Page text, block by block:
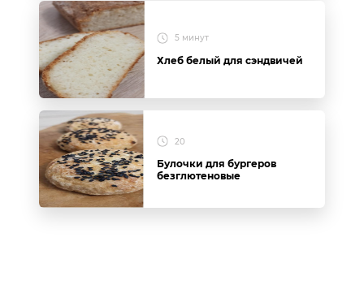
5 минут
Хлеб белый для сэндвичей
20
Булочки для бургеров
безглютеновые